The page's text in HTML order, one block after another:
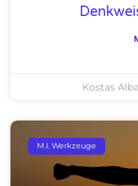
Kostas
M.I. Werkzeuge